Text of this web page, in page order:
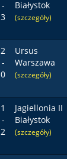
-
3
Białystok
(szczegóły)
2
-
0
Ursus
Warszawa
(szczegóły)
1
-
2
Jagiellonia II
Białystok
(szczegóły)